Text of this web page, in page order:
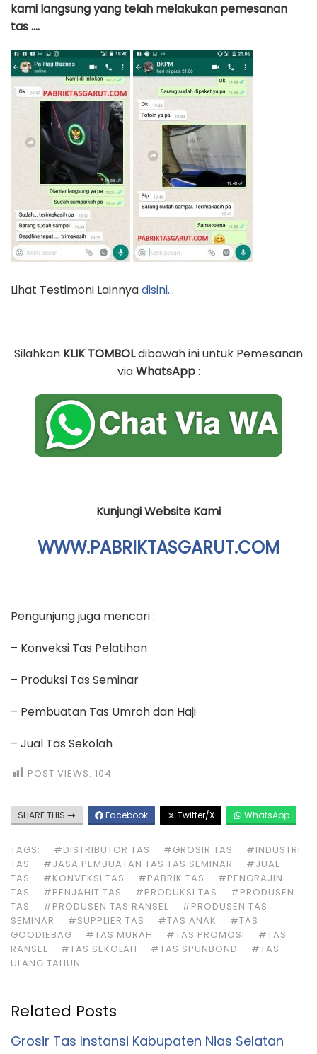
kami langsung yang telah melakukan pemesanan
tas ….
Lihat Testimoni Lainnyadisini…
Silahkan KLIK TOMBOLdibawah ini untuk Pemesanan
viaWhatsApp:
Kunjungi Website Kami
WWW.PABRIKTASGARUT.COM
Pengunjung juga mencari :
– Konveksi Tas Pelatihan
– Produksi Tas Seminar
– Pembuatan Tas Umroh dan Haji
– Jual Tas Sekolah
POST VIEWS: 104
SHARE THIS Facebook Twitter/X WhatsApp
TAGS: #DISTRIBUTOR TAS #GROSIR TAS
#INDUSTRI
TAS
#JASA PEMBUATAN TAS TAS SEMINAR
#JUAL
TAS
#KONVEKSI TAS #PABRIK TAS
#PENGRAJIN
TAS
#PENJAHIT TAS #PRODUKSI TAS
#PRODUSEN
TAS
#PRODUSEN TAS RANSEL
#PRODUSEN TAS
SEMINAR
#SUPPLIER TAS #TAS ANAK
#TAS
GOODIEBAG
#TAS MURAH #TAS PROMOSI
#TAS
RANSEL
#TAS SEKOLAH #TAS SPUNBOND
#TAS
ULANG TAHUN
Related Posts
Grosir Tas Instansi Kabupaten Nias Selatan